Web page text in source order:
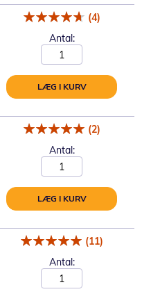
(4)
Antal:
LÆG I KURV
(2)
Antal:
LÆG I KURV
(11)
Antal: